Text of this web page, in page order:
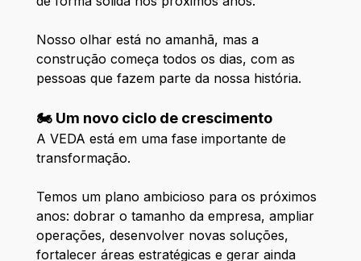
Nosso olhar está no amanhã, mas a
construção começa todos os dias, com as
pessoas que fazem parte da nossa história.
🏍️ Um novo ciclo de crescimento
A VEDA está em uma fase importante de
transformação.
Temos um plano ambicioso para os próximos
anos: dobrar o tamanho da empresa, ampliar
operações, desenvolver novas soluções,
fortalecer áreas estratégicas e gerar ainda